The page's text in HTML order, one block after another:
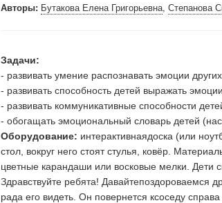
Авторы: Бутакова Елена Григорьевна, Степанова
Задачи:
- развивать умение распознавать эмоции
- развивать способность детей выражать
- развивать коммуникативные способности
- обогащать эмоциональный словарь детей
Оборудование: интерактивнаядоска (или
стол, вокруг него стоят стулья, ковёр.
цветные карандаши или восковые мелки. Дети
Здравствуйте ребята! Давайтепоздороваемся
рада его видеть. Он повернется ксоседу